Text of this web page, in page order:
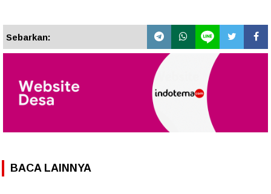
Sebarkan:
BACA LAINNYA